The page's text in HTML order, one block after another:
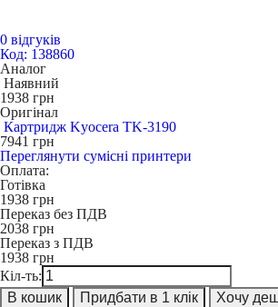
0 відгуків
Код: 138860
Аналог
Наявний
1938 грн
Оригінал
Картридж Kyocera TK-3190
7941 грн
Переглянути сумісні принтери
Оплата:
Готівка
1938 грн
Переказ без ПДВ
2038 грн
Переказ з ПДВ
1938 грн
Кіл-ть:
В кошик
Придбати в 1 клік
Хочу